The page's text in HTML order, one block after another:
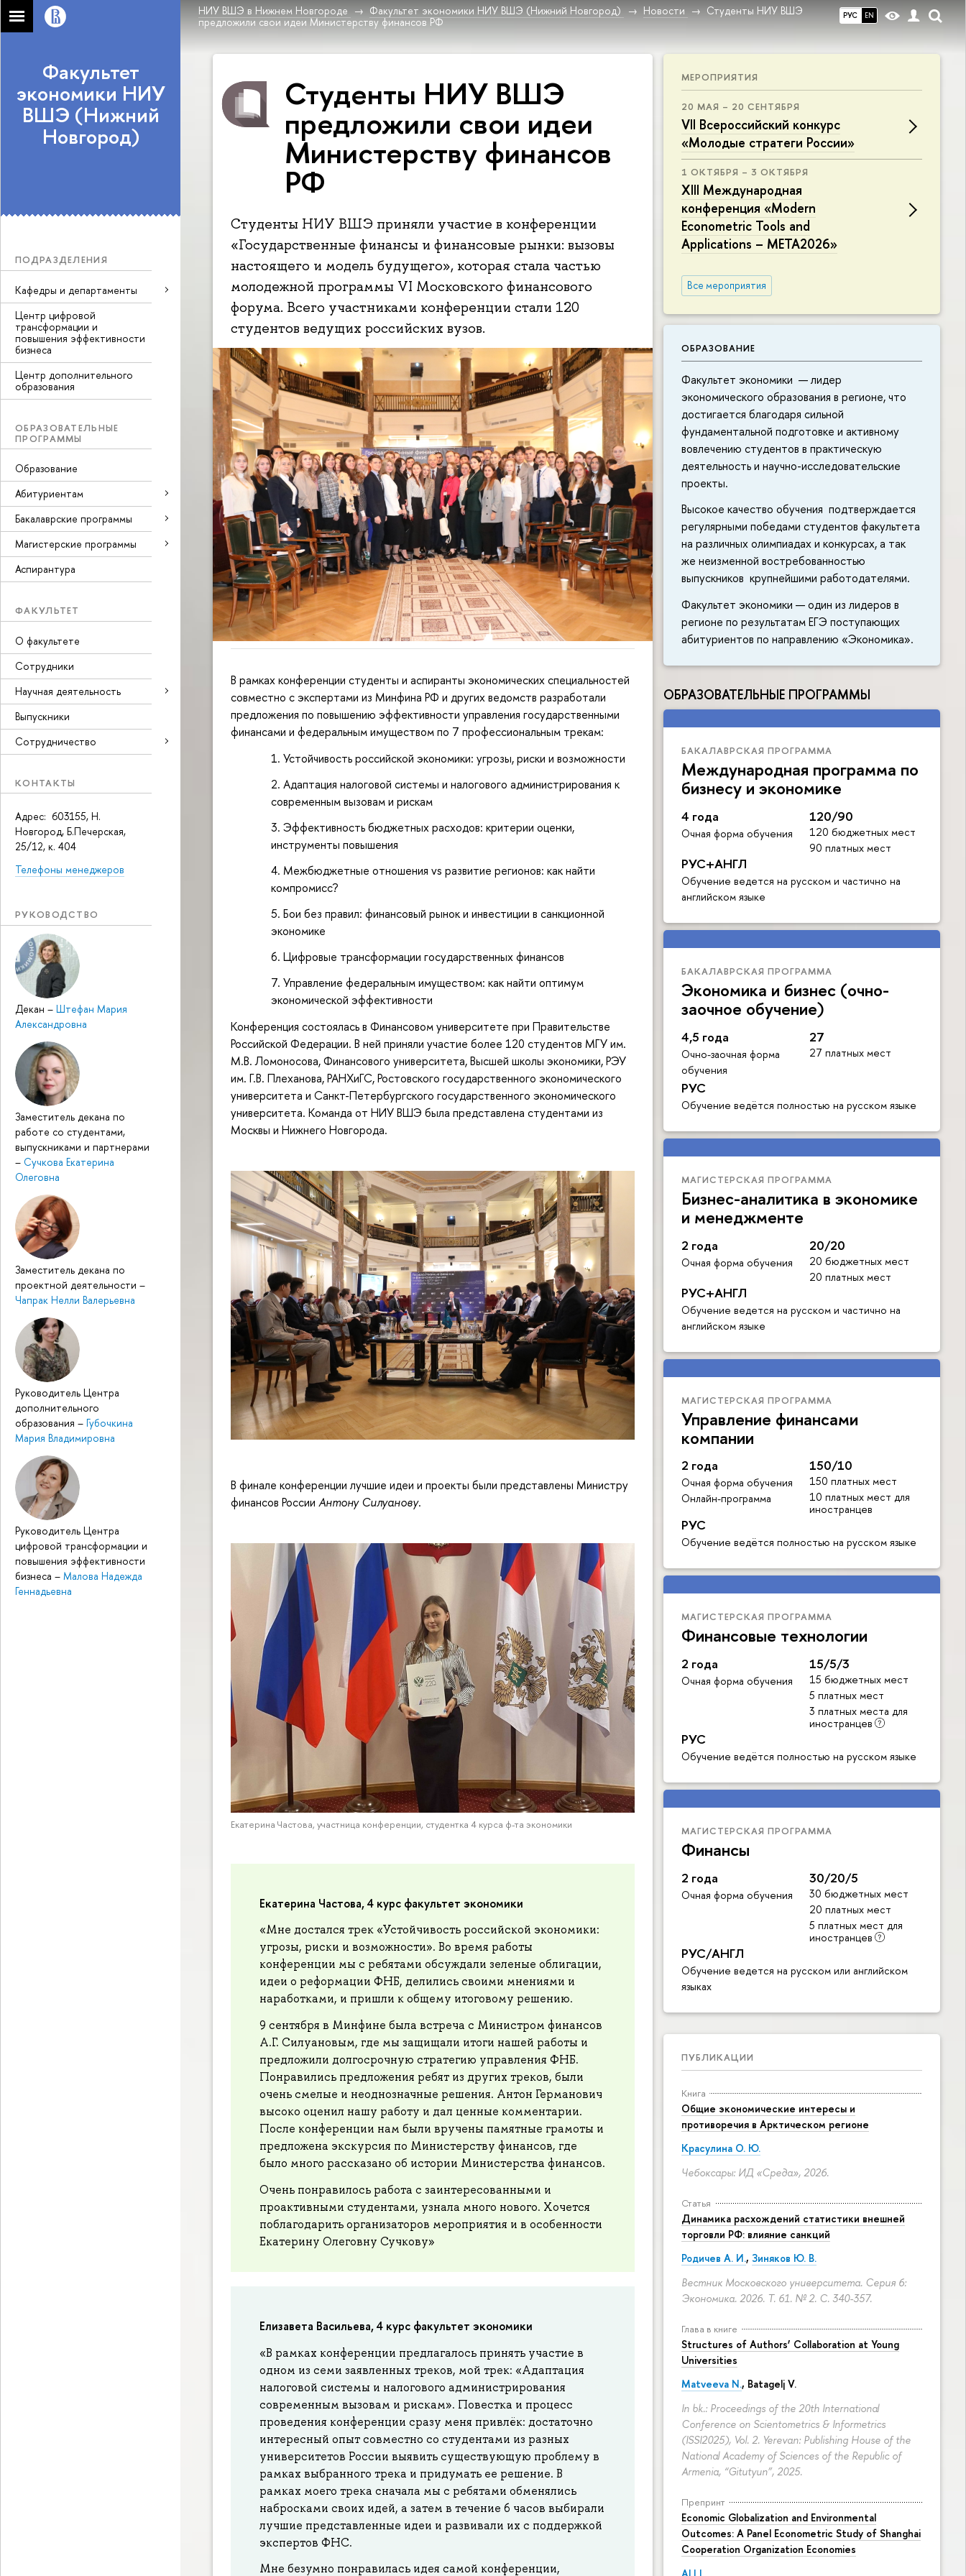
РУС EN
НИУ ВШЭ в Нижнем Новгороде Факультет экономики НИУ ВШЭ (Нижний Новгород) Новости
Студенты НИУ ВШЭ
предложили свои идеи Министерству финансов РФ
Факультет
экономики НИУ
ВШЭ (Нижний
Новгород)
ПОДРАЗДЕЛЕНИЯ
Кафедры и департаменты
Центр цифровой
трансформации и
повышения эффективности
бизнеса
Центр дополнительного
образования
ОБРАЗОВАТЕЛЬНЫЕ
ПРОГРАММЫ
Образование
Абитуриентам
Бакалаврские программы
Магистерские программы
Аспирантура
ФАКУЛЬТЕТ
О факультете
Сотрудники
Научная деятельность
Выпускники
Сотрудничество
КОНТАКТЫ
Адрес: 603155, Н.
Новгород, Б.Печерская,
25/12, к. 404
Телефоны менеджеров
РУКОВОДСТВО
Декан – Штефан Мария
Александровна
Заместитель декана по
работе со студентами,
выпускниками и партнерами
– Сучкова Екатерина
Олеговна
Заместитель декана по
проектной деятельности –
Чапрак Нелли Валерьевна
Руководитель Центра
дополнительного
образования – Губочкина
Мария Владимировна
Руководитель Центра
цифровой трансформации и
повышения эффективности
бизнеса – Малова Надежда
Геннадьевна
МЕРОПРИЯТИЯ
20 МАЯ – 20 СЕНТЯБРЯ
VII Всероссийский конкурс
«Молодые стратеги России»
1 ОКТЯБРЯ – 3 ОКТЯБРЯ
XIII Международная
конференция «Modern
Econometric Tools and
Applications – META2026»
Все мероприятия
ОБРАЗОВАНИЕ
Факультет экономики — лидер
экономического образования в регионе, что
достигается благодаря сильной
фундаментальной подготовке и активному
вовлечению студентов в практическую
деятельность и научно-исследовательские
проекты.
Высокое качество обучения подтверждается
регулярными победами студентов факультета
на различных олимпиадах и конкурсах, а так
же неизменной востребованностью
выпускников крупнейшими работодателями.
Факультет экономики — один из лидеров в
регионе по результатам ЕГЭ поступающих
абитуриентов по направлению «Экономика».
ОБРАЗОВАТЕЛЬНЫЕ ПРОГРАММЫ
БАКАЛАВРСКАЯ ПРОГРАММА
Международная программа по
бизнесу и экономике
4 года
Очная форма обучения
120/90
120 бюджетных мест
90 платных мест
РУС+АНГЛ
Обучение ведется на русском и частично на
английском языке
БАКАЛАВРСКАЯ ПРОГРАММА
Экономика и бизнес (очно-
заочное обучение)
4,5 года
Очно-заочная форма
обучения
27
27 платных мест
РУС
Обучение ведётся полностью на русском языке
МАГИСТЕРСКАЯ ПРОГРАММА
Бизнес-аналитика в экономике
и менеджменте
2 года
Очная форма обучения
20/20
20 бюджетных мест
20 платных мест
РУС+АНГЛ
Обучение ведется на русском и частично на
английском языке
МАГИСТЕРСКАЯ ПРОГРАММА
Управление финансами
компании
2 года
Очная форма обучения
Онлайн-программа
150/10
150 платных мест
10 платных мест для
иностранцев
РУС
Обучение ведётся полностью на русском языке
МАГИСТЕРСКАЯ ПРОГРАММА
Финансовые технологии
2 года
Очная форма обучения
15/5/3
15 бюджетных мест
5 платных мест
3 платных места для
иностранцев
РУС
Обучение ведётся полностью на русском языке
МАГИСТЕРСКАЯ ПРОГРАММА
Финансы
2 года
Очная форма обучения
30/20/5
30 бюджетных мест
20 платных мест
5 платных мест для
иностранцев
РУС/АНГЛ
Обучение ведется на русском или английском
языках
ПУБЛИКАЦИИ
Книга
Общие экономические интересы и
противоречия в Арктическом регионе
Красулина О. Ю.
Чебоксары: ИД «Среда», 2026.
Статья
Динамика расхождений статистики внешней
торговли РФ: влияние санкций
Родичев А. И., Зиняков Ю. В.
Вестник Московского университета. Серия 6:
Экономика. 2026. Т. 61. № 2. С. 340-357.
Глава в книге
Structures of Authors’ Collaboration at Young
Universities
Matveeva N., Batagelj V.
In bk.: Proceedings of the 20th International
Conference on Scientometrics & Informetrics
(ISSI2025), Vol. 2. Yerevan: Publishing House of the
National Academy of Sciences of the Republic of
Armenia, “Gitutyun”, 2025.
Препринт
Economic Globalization and Environmental
Outcomes: A Panel Econometric Study of Shanghai
Cooperation Organization Economies
ALI I.
Студенты НИУ ВШЭ
предложили свои идеи
Министерству финансов
РФ
Студенты НИУ ВШЭ приняли участие в конференции
«Государственные финансы и финансовые рынки: вызовы
настоящего и модель будущего», которая стала частью
молодежной программы VI Московского финансового
форума. Всего участниками конференции стали 120
студентов ведущих российских вузов.
В рамках конференции студенты и аспиранты экономических специальностей
совместно с экспертами из Минфина РФ и других ведомств разработали
предложения по повышению эффективности управления государственными
финансами и федеральным имуществом по 7 профессиональным трекам:
Устойчивость российской экономики: угрозы, риски и возможности
Адаптация налоговой системы и налогового администрирования к
современным вызовам и рискам
Эффективность бюджетных расходов: критерии оценки,
инструменты повышения
Межбюджетные отношения vs развитие регионов: как найти
компромисс?
Бои без правил: финансовый рынок и инвестиции в санкционной
экономике
Цифровые трансформации государственных финансов
Управление федеральным имуществом: как найти оптимум
экономической эффективности
Конференция состоялась в Финансовом университете при Правительстве
Российской Федерации. В ней приняли участие более 120 студентов МГУ им.
М.В. Ломоносова, Финансового университета, Высшей школы экономики, РЭУ
им. Г.В. Плеханова, РАНХиГС, Ростовского государственного экономического
университета и Санкт-Петербургского государственного экономического
университета. Команда от НИУ ВШЭ была представлена студентами из
Москвы и Нижнего Новгорода.
В финале конференции лучшие идеи и проекты были представлены Министру
финансов России Антону Силуанову.
Екатерина Частова, участница конференции, студентка 4 курса ф-та экономики
Екатерина Частова, 4 курс факультет экономики
«Мне достался трек «Устойчивость российской экономики:
угрозы, риски и возможности». Во время работы
конференции мы с ребятами обсуждали зеленые облигации,
идеи о реформации ФНБ, делились своими мнениями и
наработками, и пришли к общему итоговому решению.
9 сентября в Минфине была встреча с Министром финансов
А.Г. Силуановым, где мы защищали итоги нашей работы и
предложили долгосрочную стратегию управления ФНБ.
Понравились предложения ребят из других треков, были
очень смелые и неоднозначные решения. Антон Германович
высоко оценил нашу работу и дал ценные комментарии.
После конференции нам были вручены памятные грамоты и
предложена экскурсия по Министерству финансов, где
было много рассказано об истории Министерства финансов.
Очень понравилось работа с заинтересованными и
проактивными студентами, узнала много нового. Хочется
поблагодарить организаторов мероприятия и в особенности
Екатерину Олеговну Сучкову»
Елизавета Васильева, 4 курс факультет экономики
«В рамках конференции предлагалось принять участие в
одном из семи заявленных треков, мой трек: «Адаптация
налоговой системы и налогового администрирования
современным вызовам и рискам». Повестка и процесс
проведения конференции сразу меня привлёк: достаточно
интересный опыт совместно со студентами из разных
университетов России выявить существующую проблему в
рамках выбранного трека и придумать ее решение. В
рамках моего трека сначала мы с ребятами обменялись
набросками своих идей, а затем в течение 6 часов выбирали
лучшие представленные идеи и развивали их с поддержкой
экспертов ФНС.
Мне безумно понравилась идея самой конференции,